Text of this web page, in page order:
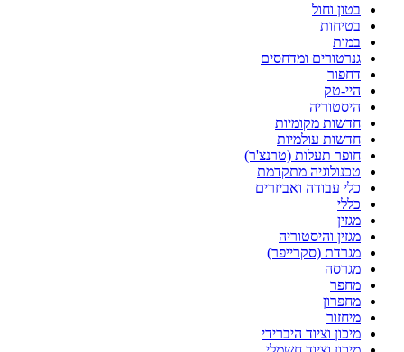
בטון וחול
בטיחות
במות
גנרטורים ומדחסים
דחפור
היי-טק
היסטוריה
חדשות מקומיות
חדשות עולמיות
חופר תעלות (טרנצ'ר)
טכנולוגיה מתקדמת
כלי עבודה ואביזרים
כללי
מגזין
מגזין והיסטוריה
מגרדת (סקרייפר)
מגרסה
מחפר
מחפרון
מיחזור
מיכון וציוד היברידי